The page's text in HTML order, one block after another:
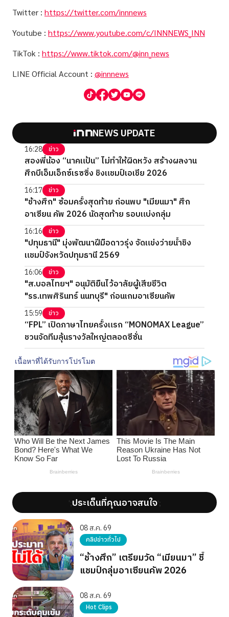
Twitter : https://twitter.com/innnews
Youtube : https://www.youtube.com/c/INNNEWS_INN
TikTok : https://www.tiktok.com/@inn_news
LINE Official Account : @innnews
NEWS UPDATE
16:28 ข่าว
สองพี่น้อง “นาคแป้น” ไม่ทำให้ผิดหวัง สร้างผลงาน
ศึกบีเอ็มเอ็กซ์เรซซิ่ง ชิงแชมป์เอเชีย 2026
16:17 ข่าว
"ช้างศึก" ซ้อมครั้งสุดท้าย ก่อนพบ "เมียนมา" ศึก
อาเซียน คัพ 2026 นัดสุดท้าย รอบแบ่งกลุ่ม
16:16 ข่าว
"ปทุมธานี" มุ่งพัฒนาฝีมือดาวรุ่ง จัดแข่งว่ายน้ำชิง
แชมป์จังหวัดปทุมธานี 2569
16:06 ข่าว
"ส.บอลไทยฯ" อนุมัติยืนไว้อาลัยผู้เสียชีวิต
"รร.เทพศิรินทร์ นนทบุรี" ก่อนเกมอาเซียนคัพ
15:59 ข่าว
“FPL” เปิดภาษาไทยครั้งแรก “MONOMAX League”
ชวนจัดทีมลุ้นรางวัลใหญ่ตลอดซีซั่น
';ประเด็นที่คุณอาจสนใจ';
08 ส.ค. 69
คลิปข่าวทั่วไป
“ช้างศึก” เตรียมวัด “เมียนมา” ชี้
แชมป์กลุ่มอาเซียนคัพ 2026
08 ส.ค. 69
Hot Clips